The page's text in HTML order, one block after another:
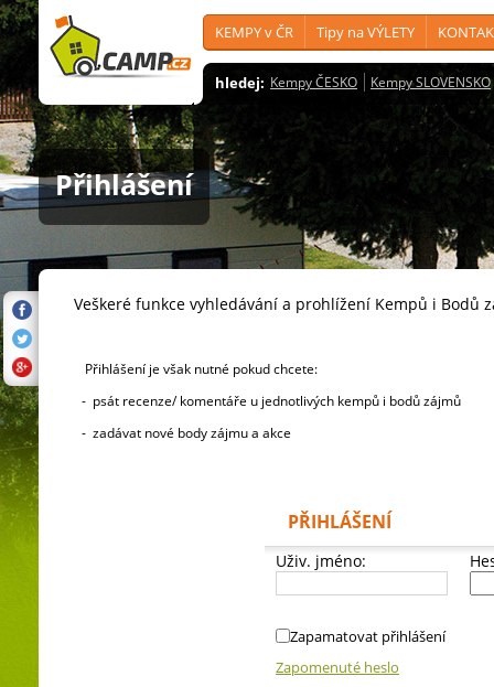
KEMPY v ČR Tipy na VÝLETY
hledej: Kempy ČESKO Kempy SLOVENSKO
Přihlášení
Veškeré funkce vyhledávání a prohlížení Kempů i
Přihlášení je však nutné pokud chcete:
- psát recenze/ komentáře u jednotlivých kempů i bodů zájmů
- zadávat nové body zájmu a akce
PŘIHLÁŠENÍ
Uživ. jméno:
Zapamatovat přihlášení
Zapomenuté heslo